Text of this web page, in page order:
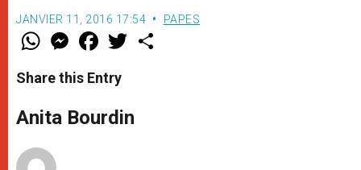
JANVIER 11, 2016 17:54 PAPES
W
t
s
p
p
M
e
s
e
g
e
F
a
e
b
o
k
w
r
Share this Entry
Anita Bourdin